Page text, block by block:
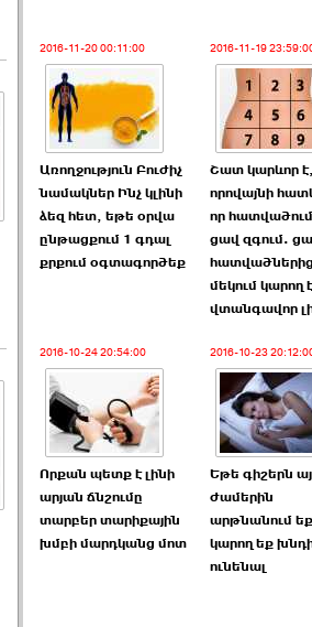
2016-11-20 00:11:00
Առողջություն Բուժիչ
նամակներ Ինչ կլինի
ձեզ հետ, եթե օրվա
ընթացքում 1 գդալ
քրքում օգտագործեք
2016-11-19
Շատ կարևոր
որովայնի
որ
ցավ զգում.
մեկում կարող է
վտանգավոր
2016-10-24 20:54:00
Որքան պետք է լինի
արյան ճնշումը
տարբեր տարիքային
խմբի մարդկանց մոտ
2016-10-23
Եթե գիշերն
ժամերին
արթնանում
կարող եք
ունենալ